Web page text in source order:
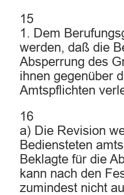
15
1. Dem
werden, daß die
Absperrung des
ihnen gegenüber
Amtspflichten
16
a) Die Revision
Bediensteten
Beklagte für die
kann nach den
zumindest nicht